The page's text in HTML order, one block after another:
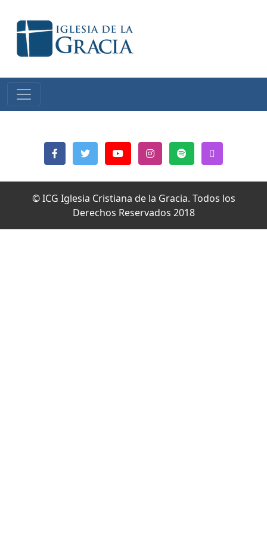
© ICG Iglesia Cristiana de la Gracia. Todos los
Derechos Reservados 2018